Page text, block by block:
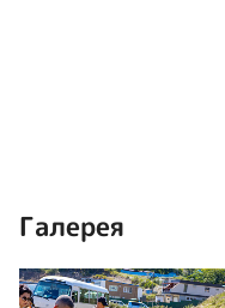
Галерея